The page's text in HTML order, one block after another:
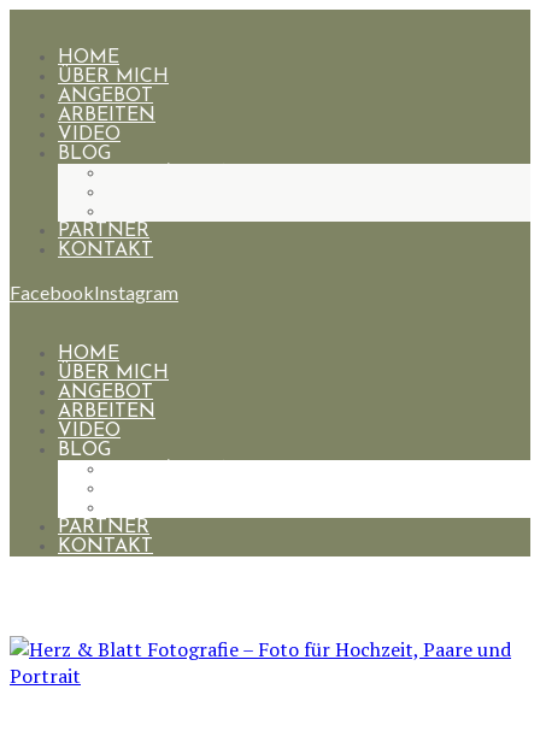
HOME
ÜBER MICH
ANGEBOT
ARBEITEN
VIDEO
BLOG
PARTNER
KONTAKT
FacebookInstagram
HOME
ÜBER MICH
ANGEBOT
ARBEITEN
VIDEO
BLOG
PARTNER
KONTAKT